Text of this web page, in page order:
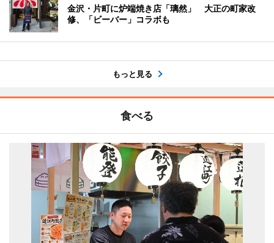
金沢・片町に炉端焼き店「璃然」 大正の町家改
修、「ビーバー」コラボも
もっと見る
食べる